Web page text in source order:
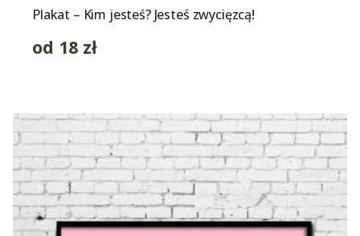
Plakat – Kim jesteś? Jesteś zwycięzcą!
od 18 zł